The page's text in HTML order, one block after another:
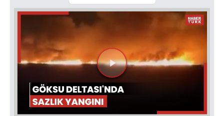
Videoyu
Oynat